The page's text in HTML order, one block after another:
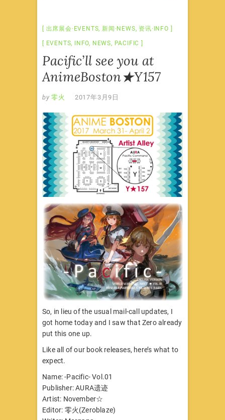
出席展会·EVENTS, 新闻·NEWS, 资讯·INFO
EVENTS, INFO, NEWS, PACIFIC
Pacific’ll see you at
AnimeBoston★Y157
by 零火 2017年3月9日
So, in lieu of the usual mail-call updates, I
got home today and I saw that Zero already
put this one up.
Like all of our book releases, here’s what to
expect.
Name: -Pacific- Vol.01
Publisher: AURA遗迹
Artist: November☆
Editor: 零火(Zeroblaze)